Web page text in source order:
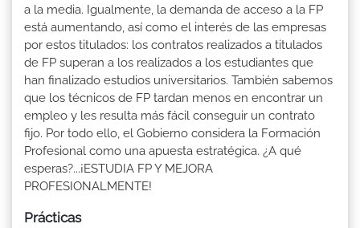
a la media. Igualmente, la demanda de acceso a la FP
está aumentando, así como el interés de las empresas
por estos titulados: los contratos realizados a titulados
de FP superan a los realizados a los estudiantes que
han finalizado estudios universitarios. También sabemos
que los técnicos de FP tardan menos en encontrar un
empleo y les resulta más fácil conseguir un contrato
fijo. Por todo ello, el Gobierno considera la Formación
Profesional como una apuesta estratégica. ¿A qué
esperas?...¡ESTUDIA FP Y MEJORA
PROFESIONALMENTE!
Prácticas